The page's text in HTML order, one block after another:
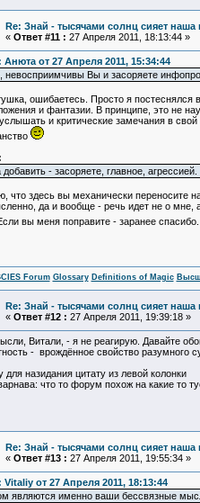
Re: Знай - тысячами солнц сияет наша
« Ответ #11 : 27 Апреля 2011, 18:13:44 »
Анюта от 27 Апреля 2011, 15:34:44
невосприимчивы Вы и засоряете
ошибаетесь. Просто я
и фантазии. В принципе, это не
и критические замечания в
добавить - засоряете, главное,
что здесь вы механически переносите
да и вообще - речь идет не о мне,
вы меня поправите - заранее
Forum Glossary Definitions of Magic
Re: Знай - тысячами солнц сияет наша
« Ответ #12 : 27 Апреля 2011, 19:39:18 »
Витали, - я не реагирую. Давайте
- врождённое свойство разумного
для назидания цитату из левой колонки
что то форум похож на какие то
Re: Знай - тысячами солнц сияет наша
« Ответ #13 : 27 Апреля 2011, 19:55:34 »
Vitaliy от 27 Апреля 2011, 18:13:44
являются именно ваши бессвязные